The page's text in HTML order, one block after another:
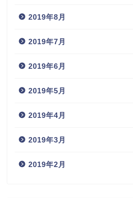
2019年8月
2019年7月
2019年6月
2019年5月
2019年4月
2019年3月
2019年2月